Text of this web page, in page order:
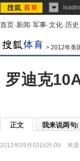
首页-新闻-军事-文化-历史
> 2012年美
罗迪克
正文 我来说两句(
2012年09月03日05:09 来源